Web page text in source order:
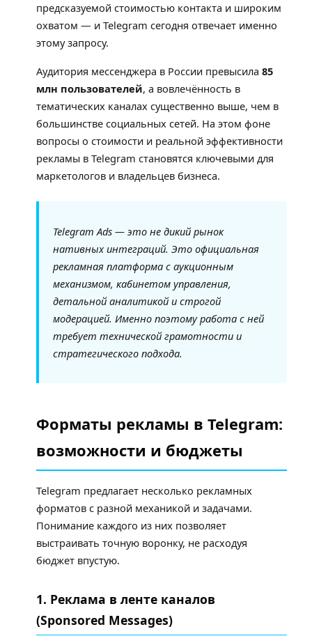
предсказуемой стоимостью контакта и широким
охватом — и Telegram сегодня отвечает именно
этому запросу.
Аудитория мессенджера в России превысила 85
млн пользователей, а вовлечённость в
тематических каналах существенно выше, чем в
большинстве социальных сетей. На этом фоне
вопросы о стоимости и реальной эффективности
рекламы в Telegram становятся ключевыми для
маркетологов и владельцев бизнеса.
Telegram Ads — это не дикий рынок
нативных интеграций. Это официальная
рекламная платформа с аукционным
механизмом, кабинетом управления,
детальной аналитикой и строгой
модерацией. Именно поэтому работа с ней
требует технической грамотности и
стратегического подхода.
Форматы рекламы в Telegram:
возможности и бюджеты
Telegram предлагает несколько рекламных
форматов с разной механикой и задачами.
Понимание каждого из них позволяет
выстраивать точную воронку, не расходуя
бюджет впустую.
1. Реклама в ленте каналов
(Sponsored Messages)